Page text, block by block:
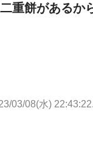
重餅があるか
03/08(水)